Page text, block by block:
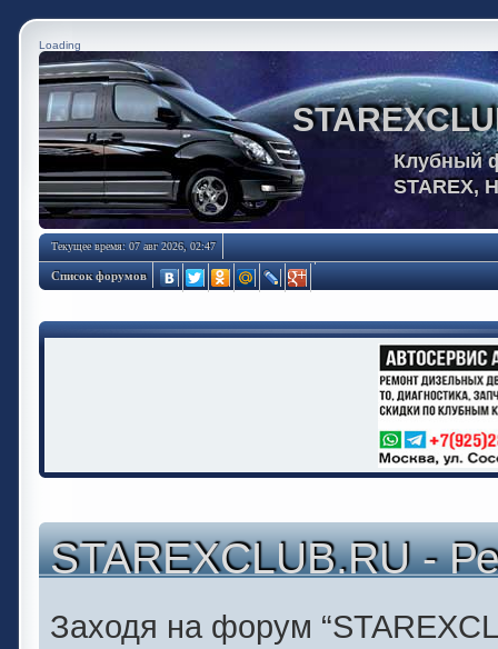
Loading
Клубный
STAREX,
Текущее время: 07 авг 2026, 02:47
Список форумов
STAREXCLUB.RU -
Заходя на форум